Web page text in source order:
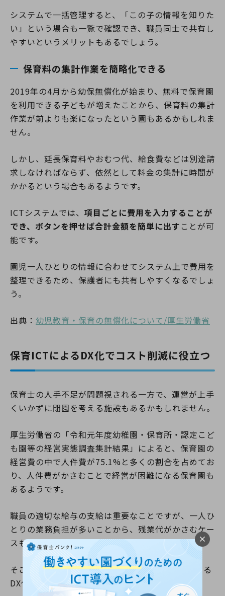
システムで一括管理すると、「この子の情報を知りた
い」という場合も一覧で確認でき、職員同士で共有し
やすいというメリットもあるでしょう。
保育料の集計作業を簡略化できる
2019年の4月から幼保無償化が始まり、無料で保育園
を利用できる子どもが増えたことから、保育料の集計
作業が前よりも楽になったという園もあるかもしれま
せん。
しかし、延長保育料やおむつ代、給食費などは別途請
求しなければならず、依然として料金の集計に時間が
かかるという場合もあるようです。
ICTシステムでは、 項目ごとに費用を入力することが
でき、ボタンを押せば合計金額を簡単に出す ことが可
能です。
園児一人ひとりの情報に合わせてシステム上で費用を
整理できるため、保護者にも共有しやすくなるでしょ
う。
出典： 幼児教育・保育の無償化について/厚生労働省
保育ICTによるDX化でコスト削減に役立つ
保育士の人手不足が問題視される一方で、運営が上手
くいかずに閉園を考える施設もあるかもしれません。
厚生労働省の「令和元年度幼稚園・保育所・認定こど
も園等の経営実態調査集計結果」によると、保育園の
経営費の中で人件費が75.1%と多くの割合を占めてお
り、人件費がかさむことで経営が困難になる保育園も
あるようです。
職員の適切な給与の支給は重要なことですが、一人ひ
とりの業務負担が多いことから、残業代がかさむケー
スもあるでしょう。
そこで、人件費の抑制に役立つのが「保育ICTによる
DX化」です。